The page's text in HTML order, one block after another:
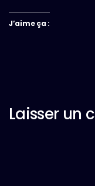
J’aime ça :
Laisser un